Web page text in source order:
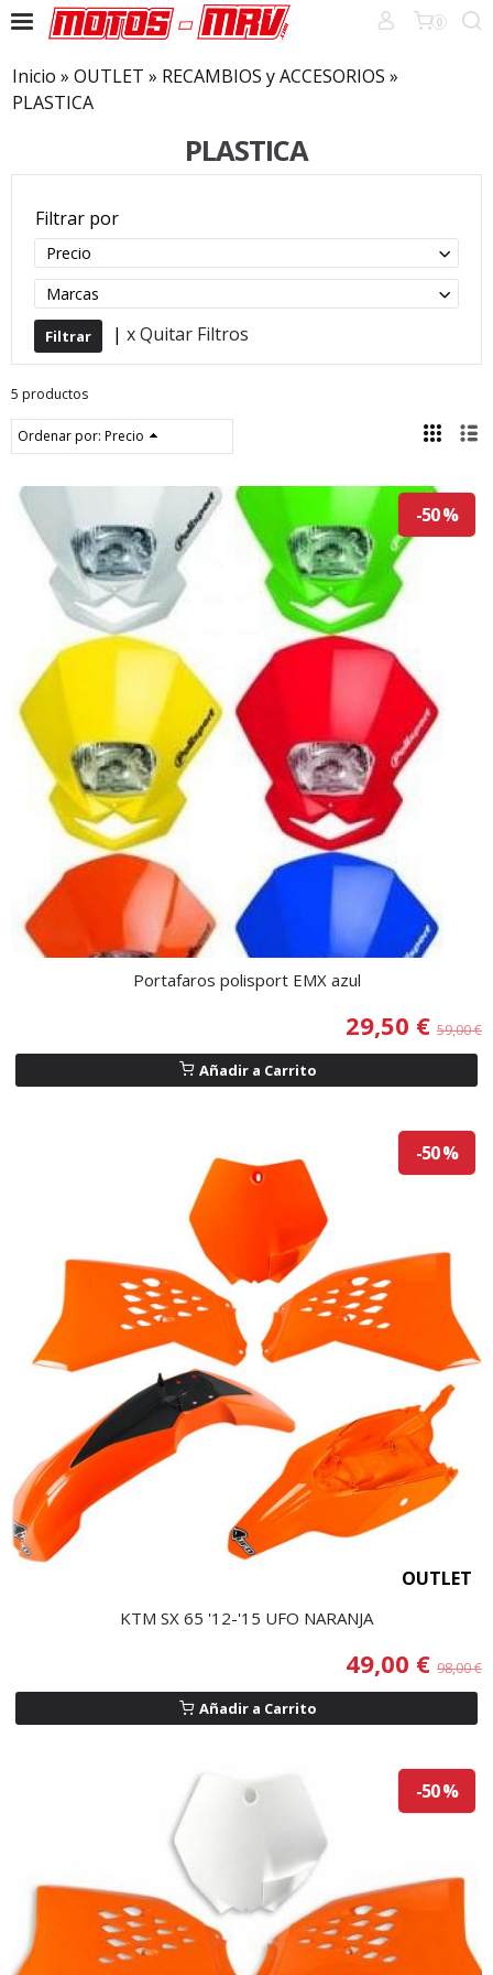
0
Inicio » OUTLET » RECAMBIOS y ACCESORIOS »
PLASTICA
PLASTICA
Filtrar por
Precio
Marcas
| x Quitar Filtros
5 productos
Ordenar por: Precio
-50 %
Portafaros polisport EMX azul
29,50 € 59,00 €
Añadir a Carrito
OUTLET
-50 %
KTM SX 65 '12-'15 UFO NARANJA
49,00 € 98,00 €
Añadir a Carrito
-50 %